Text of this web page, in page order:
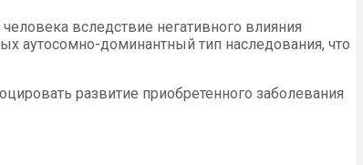
вследствие негативного влияния
аутосомно-доминантный тип наследования, что
развитие приобретенного заболевания